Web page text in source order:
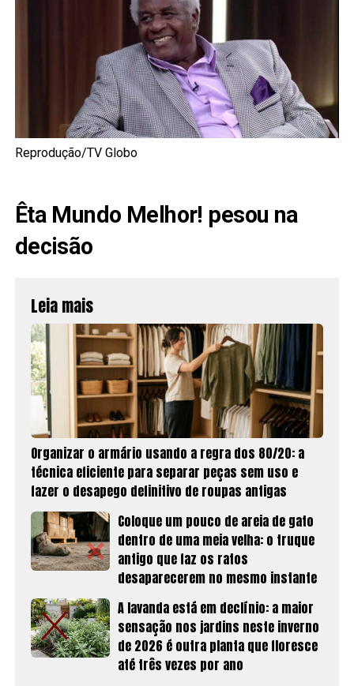
Reprodução/TV Globo
Êta Mundo Melhor! pesou na
decisão
Leia mais
Organizar o armário usando a regra dos 80/20: a
técnica eficiente para separar peças sem uso e
fazer o desapego definitivo de roupas antigas
Coloque um pouco de areia de gato
dentro de uma meia velha: o truque
antigo que faz os ratos
desaparecerem no mesmo instante
A lavanda está em declínio: a maior
sensação nos jardins neste inverno
de 2026 é outra planta que floresce
até três vezes por ano